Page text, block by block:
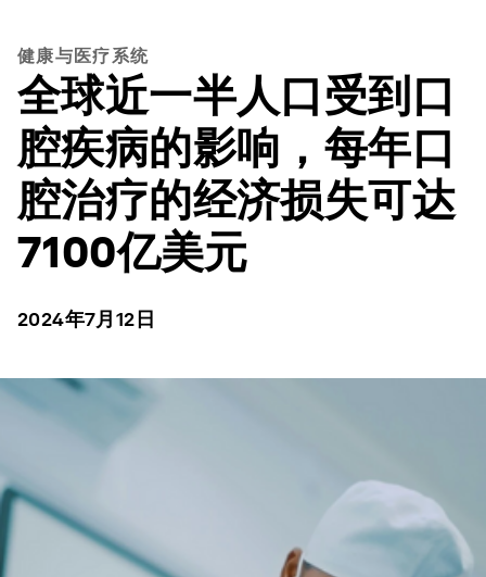
健康与医疗系统
全球近一半人口受到口
腔疾病的影响，每年口
腔治疗的经济损失可达
7100亿美元
2024年7月12日